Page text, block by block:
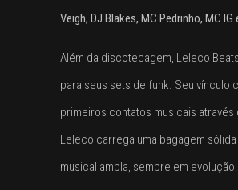
Veigh, DJ Blakes, MC Pedrinho, MC IG
Além da discotecagem, Leleco
para seus sets de funk. Seu vínculo
primeiros contatos musicais
Leleco carrega uma bagagem
musical ampla, sempre em evolução.